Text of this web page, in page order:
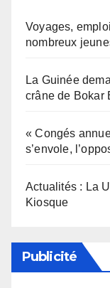
Voyages,
nombreux
La Guinée
crâne de Bokar
« Congés
s’envole,
Actualités : La
Kiosque
Publicité